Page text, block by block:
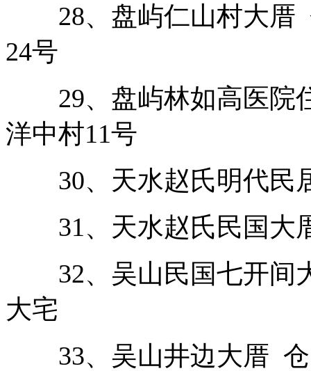
28、盘屿仁山村大厝
24号
29、盘屿林如高医院
洋中村11号
30、天水赵氏明代民
31、天水赵氏民国大
32、吴山民国七开间
大宅
33、吴山井边大厝 仓